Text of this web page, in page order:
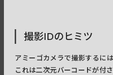
撮影IDのヒミツ
アミーゴカメラで撮影するに
これは二次元バーコードが付